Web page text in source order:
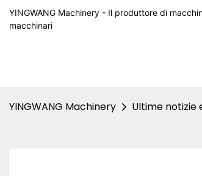
YINGWANG Machinery - Il produttore di
macchinari
YINGWANG Machinery Ultime notizie